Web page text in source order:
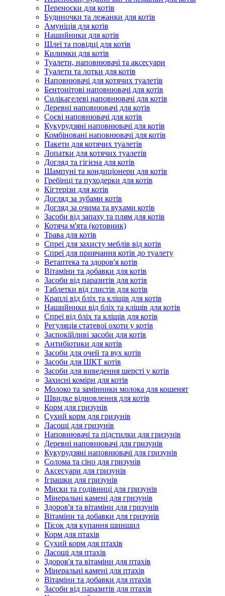
Переноски для котів
Будиночки та лежанки для котів
Амуніція для котів
Нашийники для котів
Шлеї та повідці для котів
Килимки для котів
Туалети, наповнювачі та аксесуари
Туалети та лотки для котів
Наповнювачі для котячих туалетів
Бентонітові наповнювачі для котів
Силікагелеві наповнювачі для котів
Деревні наповнювачі для котів
Соєві наповнювачі для котів
Кукурудзяні наповнювачі для котів
Комбіновані наповнювачі для котів
Пакети для котячих туалетів
Лопатки для котячих туалетів
Догляд та гігієна для котів
Шампуні та кондиціонери для котів
Гребінці та пуходерки для котів
Кігтерізи для котів
Догляд за зубами котів
Догляд за очима та вухами котів
Засоби від запаху та плям для котів
Котяча м'ята (котовник)
Трава для котів
Спреї для захисту меблів від котів
Спреї для привчання котів до туалету
Ветаптека та здоров'я котів
Вітаміни та добавки для котів
Засоби від паразитів для котів
Таблетки від глистів для котів
Краплі від бліх та кліщів для котів
Нашийники від бліх та кліщів для котів
Спреї від бліх та кліщів для котів
Регуляція статевої охоти у котів
Заспокійливі засоби для котів
Антибіотики для котів
Засоби для очей та вух котів
Засоби для ШКТ котів
Засоби для виведення шерсті у котів
Захисні коміри для котів
Молоко та замінники молока для кошенят
Швидке відновлення для котів
Корм для гризунів
Сухий корм для гризунів
Ласощі для гризунів
Наповнювачі та підстилки для гризунів
Деревні наповнювачі для гризунів
Кукурудзяні наповнювачі для гризунів
Солома та сіно для гризунів
Аксесуари для гризунів
Іграшки для гризунів
Миски та годівниці для гризунів
Мінеральні камені для гризунів
Здоров'я та вітаміни для гризунів
Вітаміни та добавки для гризунів
Пісок для купання шиншил
Корм для птахів
Сухий корм для птахів
Ласощі для птахів
Здоров'я та вітаміни для птахів
Мінеральні камені для птахів
Вітаміни та добавки для птахів
Засоби від паразитів для птахів